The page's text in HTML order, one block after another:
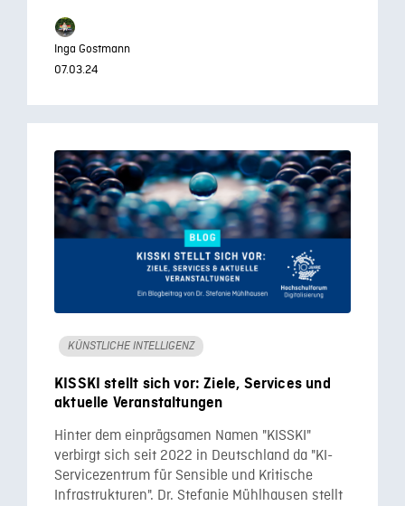
Inga Gostmann
07.03.24
KÜNSTLICHE INTELLIGENZ
KISSKI stellt sich vor: Ziele, Services und
aktuelle Veranstaltungen
Hinter dem einprägsamen Namen "KISSKI"
verbirgt sich seit 2022 in Deutschland da "KI-
Servicezentrum für Sensible und Kritische
Infrastrukturen". Dr. Stefanie Mühlhausen stellt